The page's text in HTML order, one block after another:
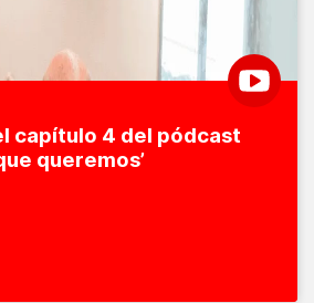
capítulo 4 del pódcast
queremos’